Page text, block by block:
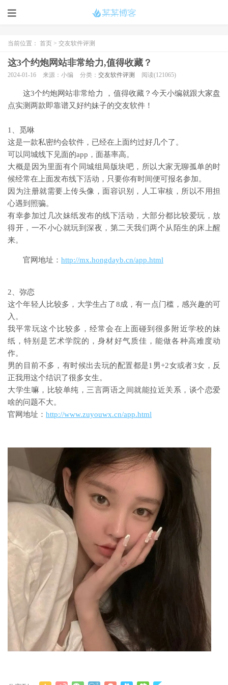
当前位置： 首页 > 交友软件评测
这3个约炮网站非常给力,值得收藏？
2024-01-16 来源：小编 分类： 交友软件评测 阅读(121065)
这3个约炮网站非常给力 ，值得收藏？今天小编就跟大家盘
点实测两款即靠谱又好约妹子的交友软件！
1、觅咻
这是一款私密约会软件，已经在上面约过好几个了。
可以同城线下见面的app，面基率高。
大概是因为里面有个同城组局版块吧，所以大家无聊孤单的时
候经常在上面发布线下活动，只要你有时间便可报名参加。
因为注册就需要上传头像，面容识别，人工审核，所以不用担
心遇到照骗。
有幸参加过几次妹纸发布的线下活动，大部分都比较爱玩，放
得开，一不小心就玩到深夜，第二天我们两个从陌生的床上醒
来。
官网地址： http://mx.hongdayb.cn/app.html
2、弥恋
这个年轻人比较多，大学生占了8成，有一点门槛，感兴趣的可
入。
我平常玩这个比较多，经常会在上面碰到很多附近学校的妹
纸，特别是艺术学院的，身材好气质佳，能做各种高难度动
作。
男的目前不多，有时候出去玩的配置都是1男+2女或者3女，反
正我用这个结识了很多女生。
大学生嘛，比较单纯，三言两语之间就能拉近关系，谈个恋爱
啥的问题不大。
官网地址： http://www.zuyouwx.cn/app.html